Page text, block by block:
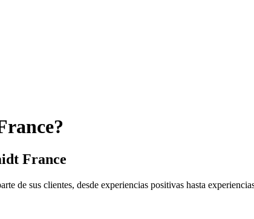
France
de sus clientes, desde experiencias positivas hasta